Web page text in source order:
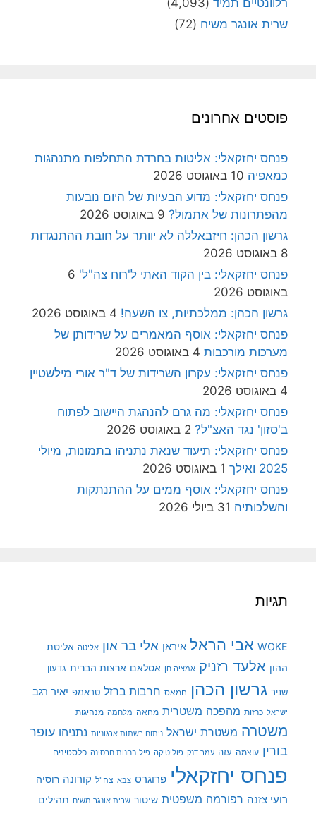
שרית אונגר משיח (72)
פוסטים אחרונים
פנחס יחזקאלי: אליטות בחרדת התחלפות מתנהגות
כמאפיה 10 באוגוסט 2026
פנחס יחזקאלי: מדוע הבעיות של היום נובעות
מהפתרונות של אתמול? 9 באוגוסט 2026
גרשון הכהן: חיזבאללה לא יוותר על חובת ההתנגדות
8 באוגוסט 2026
פנחס יחזקאלי: בין הקוד האתי ל'רוח צה"ל' 6
באוגוסט 2026
גרשון הכהן: ממלכתיות, צו השעה! 4 באוגוסט 2026
פנחס יחזקאלי: אוסף המאמרים על שרידותן של
מערכות מורכבות 4 באוגוסט 2026
פנחס יחזקאלי: עקרון השרידות של ד"ר אורי מילשטיין
4 באוגוסט 2026
פנחס יחזקאלי: מה גרם להנהגת היישוב לפתוח
ב'סזון' נגד האצ"ל? 2 באוגוסט 2026
פנחס יחזקאלי: תיעוד שנאת נתניהו בתמונות, מיולי
2025 ואילך
1 באוגוסט 2026
פנחס יחזקאלי: אוסף ממים על ההתנתקות
והשלכותיה 31 ביולי 2026
תגיות
WOKE אבי הראל איראן אלי בר און אליטה אליטת
ההון אלעד רזניק אמציה חן אסלאם ארצות הברית גדעון
שניר גרשון הכהן חמאס חרבות ברזל טראמפ יאיר רגב
ישראל כרזות מהפכה משטרית מחאה מלחמה מנהיגות
משטרה משטרת ישראל ניתוח רשתות ארגוניות נתניהו עופר
בורין עוצמה עזה עמר דנק פוליטיקה פיל בחנות חרסינה פלסטינים
פנחס יחזקאלי פרוגרס צבא צה"ל קורונה רוסיה
רועי צזנה רפורמה משפטית שיטור שרית אונגר משיח תהילים